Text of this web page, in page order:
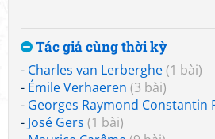
Tác giả cùng thời kỳ
- Charles van Lerberghe(1 bài)
- Émile Verhaeren (3 bài)
- Georges Raymond Constantin
- José Gers (1 bài)